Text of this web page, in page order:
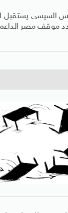
السيسى
موقف مصر الداعم